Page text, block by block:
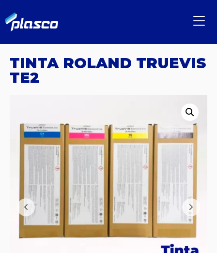
TINTA ROLAND TRUEVIS
TE2